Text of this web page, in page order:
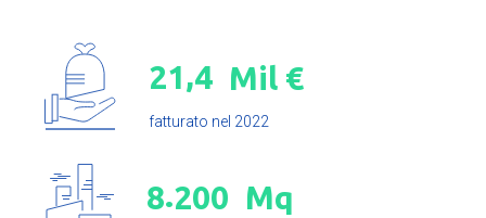
21,4 Mil €
fatturato nel 2022
8.200 Mq